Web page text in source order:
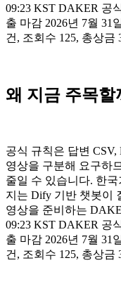
09:23 KST DAKER 공
출 마감 2026년 7월 31
건, 조회수 125, 총상금
왜 지금 주목할
공식 규칙은 답변
영상을 구분해 요구하
줄일 수 있습니다. 한
지는 Dify 기반 챗봇이
영상을 준비하는
09:23 KST DAKER 공
출 마감 2026년 7월 31
건, 조회수 125, 총상금